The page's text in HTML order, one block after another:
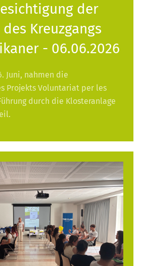
der
Kreuzgangs
- 06.06.2026
Juni, nahmen die
Projekts Voluntariat per les
durch die Klosteranlage